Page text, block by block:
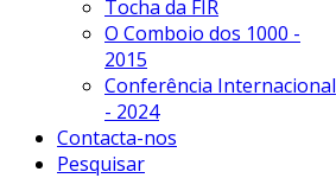
Tocha da FIR
O Comboio dos 1000 -
2015
Conferência Internacional
- 2024
Contacta-nos
Pesquisar